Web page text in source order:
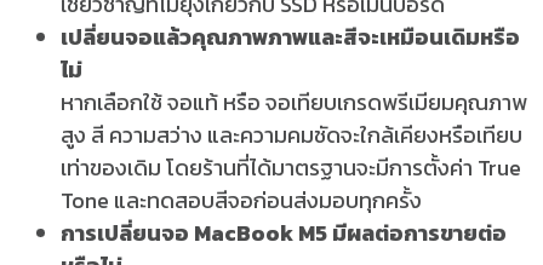
เปลี่ยนจอแล้วคุณภาพภาพและสีจะเหมือนเดิมหรือ
ไม่
หากเลือกใช้จอแท้หรือจอเทียบเกรดพรีเมียมคุณภาพ
สูง สี ความสว่าง และความคมชัดจะใกล้เคียงหรือเทียบ
เท่าของเดิม โดยร้านที่ได้มาตรฐานจะมีการตั้งค่า True
Tone และทดสอบสีจอก่อนส่งมอบทุกครั้ง
การเปลี่ยนจอ MacBook M5 มีผลต่อการขายต่อ